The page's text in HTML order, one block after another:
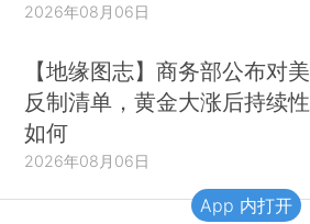
2026年08月06日
【地缘图志】商务部公布对美
反制清单，黄金大涨后持续性
如何
2026年08月06日
App 内打开